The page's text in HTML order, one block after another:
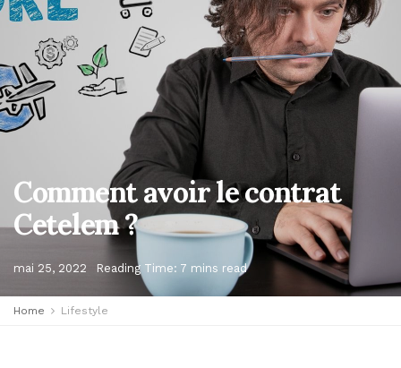
Comment avoir le contrat
Cetelem ?
mai 25, 2022 Reading Time: 7 mins read
Home Lifestyle